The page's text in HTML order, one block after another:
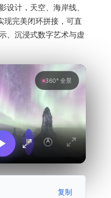
设计，天空、海岸线、
现完美闭环拼接，可直
、沉浸式数字艺术与虚
360° 全景
复制